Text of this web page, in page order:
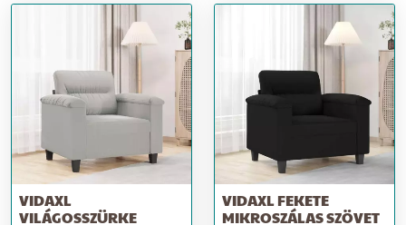
VIDAXL
VILÁGOSSZÜRKE
VIDAXL FEKETE
MIKROSZÁLAS SZÖVET